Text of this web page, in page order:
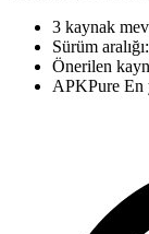
3 kaynak
Sürüm
Önerilen
APKPure En